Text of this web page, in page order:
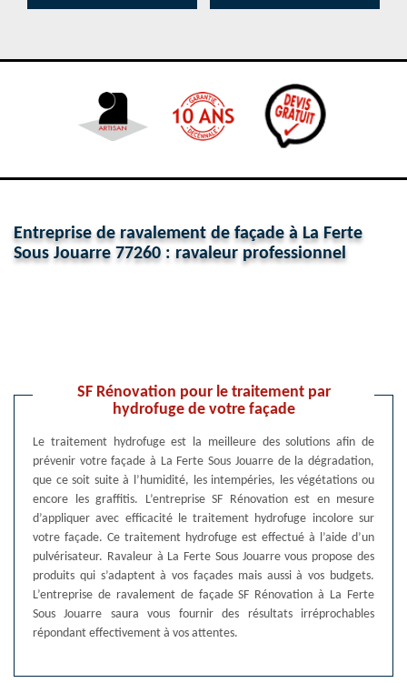
Entreprise de ravalement de façade à La Ferte
Sous Jouarre 77260 : ravaleur professionnel
SF Rénovation pour le traitement par
hydrofuge de votre façade
Le traitement hydrofuge est la meilleure des solutions afin de
prévenir votre façade à La Ferte Sous Jouarre de la dégradation,
que ce soit suite à l’humidité, les intempéries, les végétations ou
encore les graffitis. L’entreprise SF Rénovation est en mesure
d’appliquer avec efficacité le traitement hydrofuge incolore sur
votre façade. Ce traitement hydrofuge est effectué à l’aide d’un
pulvérisateur. Ravaleur à La Ferte Sous Jouarre vous propose des
produits qui s’adaptent à vos façades mais aussi à vos budgets.
L’entreprise de ravalement de façade SF Rénovation à La Ferte
Sous Jouarre saura vous fournir des résultats irréprochables
répondant effectivement à vos attentes.